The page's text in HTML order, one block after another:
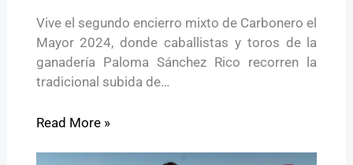
Vive el segundo encierro mixto de Carbonero el
Mayor 2024, donde caballistas y toros de la
ganadería Paloma Sánchez Rico recorren la
tradicional subida de…
Read More »